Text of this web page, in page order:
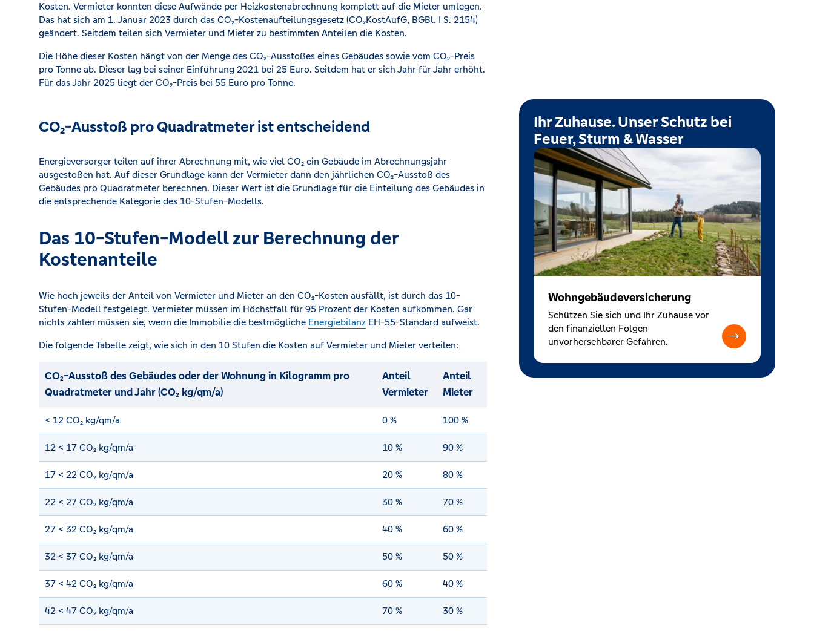
Kosten. Vermieter konnten diese Aufwände per Heizkostenabrechnung komplett auf die Mieter umlegen.
Das hat sich am 1. Januar 2023 durch das CO₂-Kostenaufteilungsgesetz (CO₂KostAufG, BGBl. I S. 2154)
geändert. Seitdem teilen sich Vermieter und Mieter zu bestimmten Anteilen die Kosten.
Die Höhe dieser Kosten hängt von der Menge des CO₂-Ausstoßes eines Gebäudes sowie vom CO₂-Preis
pro Tonne ab. Dieser lag bei seiner Einführung 2021 bei 25 Euro. Seitdem hat er sich Jahr für Jahr erhöht.
Für das Jahr 2025 liegt der CO₂-Preis bei 55 Euro pro Tonne.
CO₂-Ausstoß pro Quadratmeter ist entscheidend
Energieversorger teilen auf ihrer Abrechnung mit, wie viel CO₂ ein Gebäude im Abrechnungsjahr
ausgestoßen hat. Auf dieser Grundlage kann der Vermieter dann den jährlichen CO₂-Ausstoß des
Gebäudes pro Quadratmeter berechnen. Dieser Wert ist die Grundlage für die Einteilung des Gebäudes in
die entsprechende Kategorie des 10-Stufen-Modells.
Das 10-Stufen-Modell zur Berechnung der
Kostenanteile
Wie hoch jeweils der Anteil von Vermieter und Mieter an den CO₂-Kosten ausfällt, ist durch das 10-
Stufen-Modell festgelegt. Vermieter müssen im Höchstfall für 95 Prozent der Kosten aufkommen. Gar
nichts zahlen müssen sie, wenn die Immobilie die bestmögliche Energiebilanz EH-55-Standard aufweist.
Die folgende Tabelle zeigt, wie sich in den 10 Stufen die Kosten auf Vermieter und Mieter verteilen:
Ihr Zuhause. Unser Schutz bei
Feuer, Sturm & Wasser
Wohngebäudeversicherung
Schützen Sie sich und Ihr Zuhause vor
den finanziellen Folgen
unvorhersehbarer Gefahren.
CO₂-Ausstoß des Gebäudes oder der Wohnung in Kilogramm pro
Quadratmeter und Jahr (CO₂ kg/qm/a)
Anteil
Vermieter
Anteil
Mieter
< 12 CO₂ kg/qm/a 0 % 100 %
12 < 17 CO₂ kg/qm/a 10 % 90 %
17 < 22 CO₂ kg/qm/a 20 % 80 %
22 < 27 CO₂ kg/qm/a 30 % 70 %
27 < 32 CO₂ kg/qm/a 40 % 60 %
32 < 37 CO₂ kg/qm/a 50 % 50 %
37 < 42 CO₂ kg/qm/a 60 % 40 %
42 < 47 CO₂ kg/qm/a 70 % 30 %